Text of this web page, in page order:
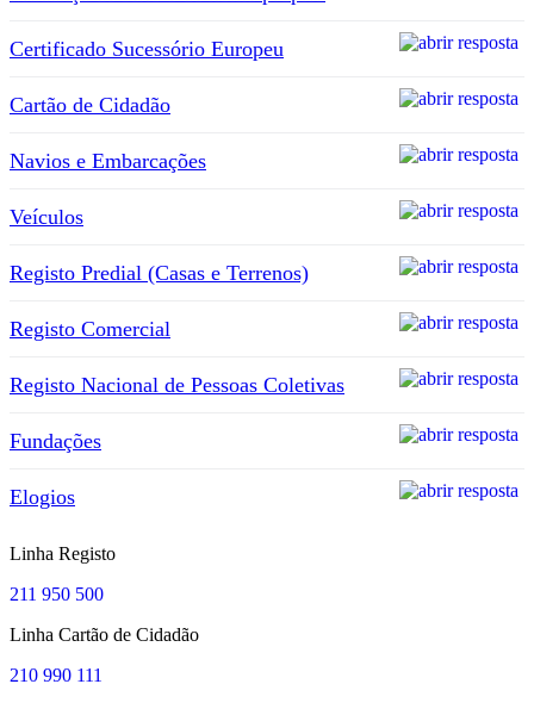
Certificado Sucessório Europeu
Cartão de Cidadão
Navios e Embarcações
Veículos
Registo Predial (Casas e Terrenos)
Registo Comercial
Registo Nacional de Pessoas Coletivas
Fundações
Elogios
Linha Registo
211 950 500
Linha Cartão de Cidadão
210 990 111